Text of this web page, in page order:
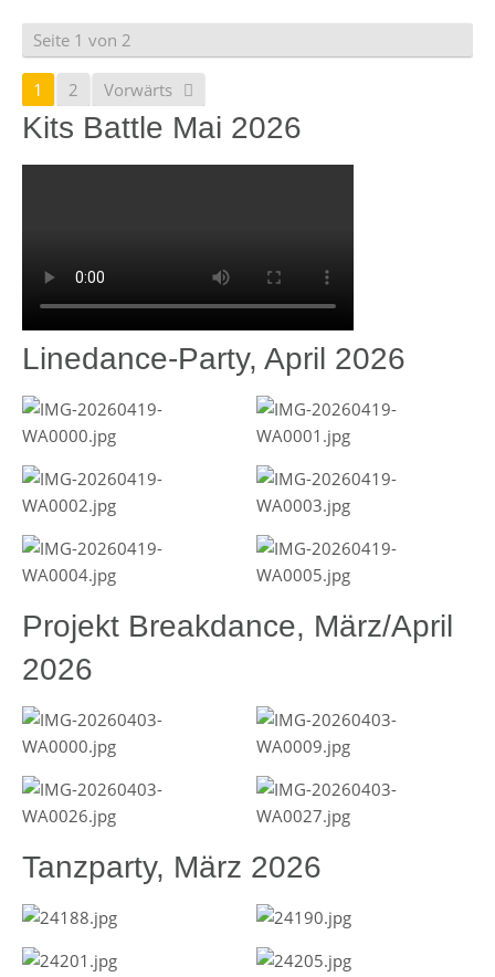
Seite 1 von 2
1 2 Vorwärts
Kits Battle Mai 2026
Linedance-Party, April 2026
Projekt Breakdance, März/April
2026
Tanzparty, März 2026